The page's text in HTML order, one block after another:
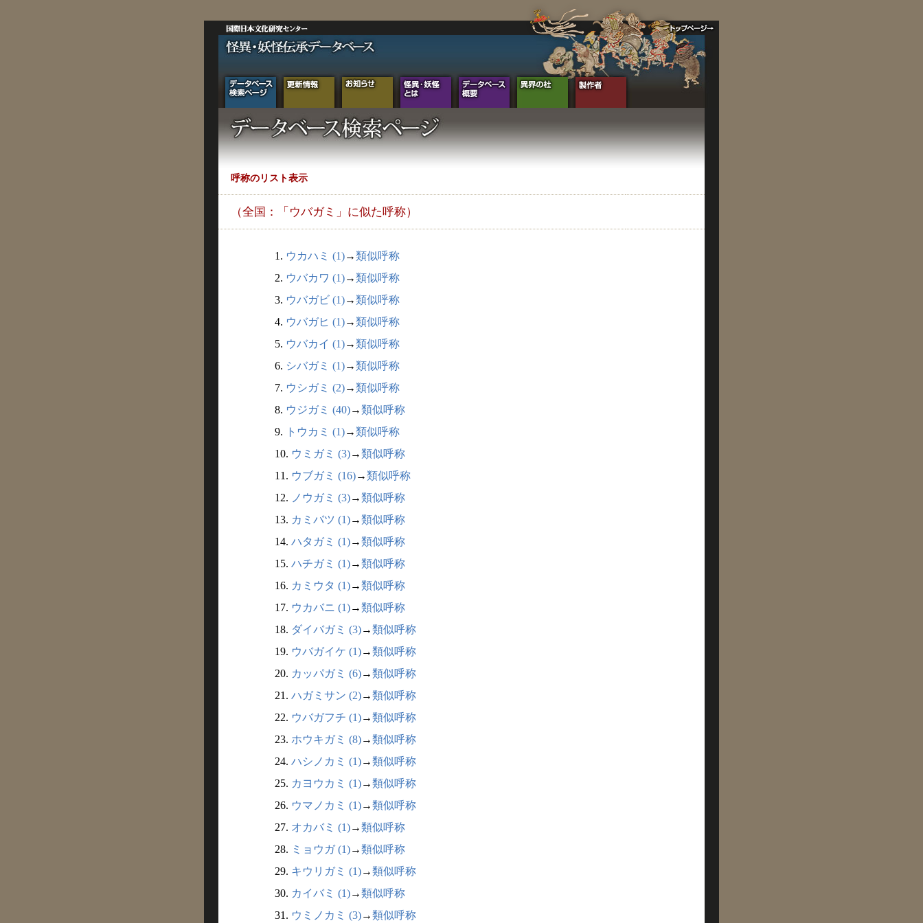
呼称のリスト表示
（全国：「ウバガミ」に似た呼称）
1. ウカハミ (1)→類似呼称
2. ウバカワ (1)→類似呼称
3. ウバガビ (1)→類似呼称
4. ウバガヒ (1)→類似呼称
5. ウバカイ (1)→類似呼称
6. シバガミ (1)→類似呼称
7. ウシガミ (2)→類似呼称
8. ウジガミ (40)→類似呼称
9.
トウカミ (1)→類似呼称
10. ウミガミ (3)→類似呼称
11. ウブガミ (16)→類似呼称
12. ノウガミ (3)→類似呼称
13. カミバツ (1)→類似呼称
14. ハタガミ (1)→類似呼称
15. ハチガミ (1)→類似呼称
16. カミウタ (1)→類似呼称
17. ウカバニ (1)→類似呼称
18. ダイバガミ (3)→類似呼称
19. ウバガイケ (1)→類似呼称
20. カッパガミ (6)→類似呼称
21. ハガミサン (2)→類似呼称
22. ウバガフチ (1)→類似呼称
23. ホウキガミ (8)→類似呼称
24. ハシノカミ (1)→類似呼称
25. カヨウカミ (1)→類似呼称
26. ウマノカミ (1)→類似呼称
27. オカバミ (1)→類似呼称
28. ミョウガ (1)→類似呼称
29. キウリガミ (1)→類似呼称
30. カイバミ (1)→類似呼称
31. ウミノカミ (3)→類似呼称